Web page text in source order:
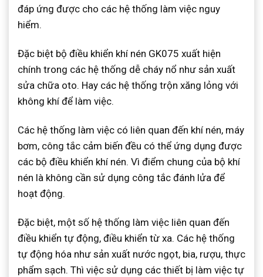
đáp ứng được cho các hệ thống làm việc nguy
hiểm.
Đặc biệt bộ điều khiển khí nén GK075 xuất hiện
chính trong các hệ thống dễ cháy nổ như sản xuất
sửa chữa oto. Hay các hệ thống trộn xăng lỏng với
không khí để làm việc.
Các hệ thống làm việc có liên quan đến khí nén, máy
bơm, công tắc cảm biến đều có thể ứng dụng được
các bộ điều khiển khí nén. Vì điểm chung của bộ khí
nén là không cần sử dụng công tắc đánh lửa để
hoạt động.
Đặc biệt, một số hệ thống làm việc liên quan đến
điều khiển tự động, điều khiển từ xa. Các hệ thống
tự động hóa như sản xuất nước ngọt, bia, rượu, thực
phẩm sạch. Thì việc sử dụng các thiết bị làm việc tự